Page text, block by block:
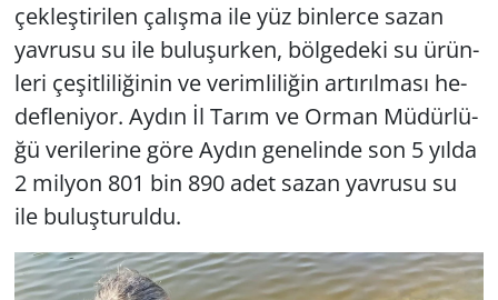
çek­leş­ti­ri­len ça­lış­ma ile yüz bin­ler­ce sazan
yav­ru­su su ile bu­lu­şur­ken, böl­ge­de­ki su ürün­
le­ri çe­şit­li­li­ği­nin ve ve­rim­li­li­ğin ar­tı­rıl­ma­sı he­
def­le­ni­yor. Aydın İl Tarım ve Orman Mü­dür­lü­
ğü ve­ri­le­ri­ne göre Aydın ge­ne­lin­de son 5 yılda
2 mil­yon 801 bin 890 adet sazan yav­ru­su su
ile bu­luş­tu­rul­du.